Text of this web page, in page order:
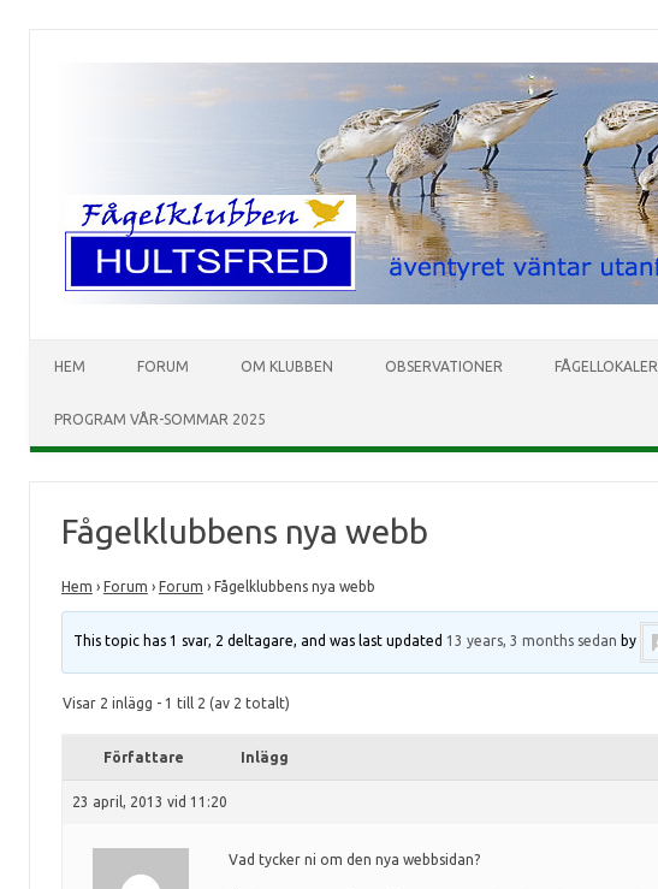
HEM FORUM OM KLUBBEN OBSERVATIONER FÅGELLOKALER
PROGRAM VÅR-SOMMAR 2025
Fågelklubbens nya webb
Hem › Forum › Forum › Fågelklubbens nya webb
This topic has 1 svar, 2 deltagare, and was last updated 13 years, 3 months sedan by
Visar 2 inlägg - 1 till 2 (av 2 totalt)
Författare Inlägg
23 april, 2013 vid 11:20
Vad tycker ni om den nya webbsidan?